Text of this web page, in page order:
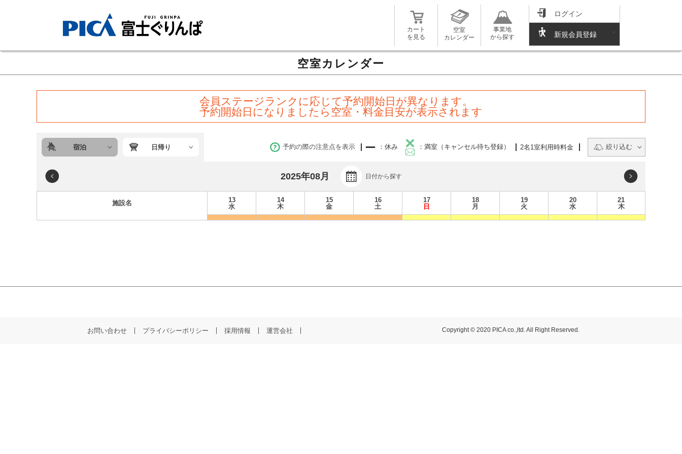
カート
を見る
空室
カレンダー
事業地
から探す
ログイン
新規会員登録
空室カレンダー
会員ステージランクに応じて予約開始日が異なります。
予約開始日になりましたら空室・料金目安が表示されます
宿泊 日帰り 予約の際の注意点を表示 ：休み ：満室（キャンセル待ち登録） 2名1室利用時料金 絞り込む
2025年08月 日付から探す
施設名
13
水
14
木
15
金
16
土
17
日
18
月
19
火
20
水
21
木
お問い合わせ プライバシーポリシー 採用情報 運営会社 Copyright © 2020 PICA co.,ltd. All Right Reserved.